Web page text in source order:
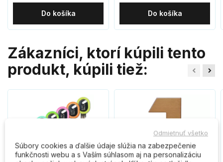
Do košíka Do košíka
Zákazníci, ktorí kúpili tento
produkt, kúpili tiež:
Odmietnuť všetko
Súbory cookies a ďalšie údaje slúžia na zabezpečenie
funkčnosti webu a s Vaším súhlasom aj na personalizáciu